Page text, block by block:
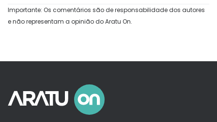
Importante: Os comentários são de responsabilidade dos autores
e não representam a opinião do Aratu On.